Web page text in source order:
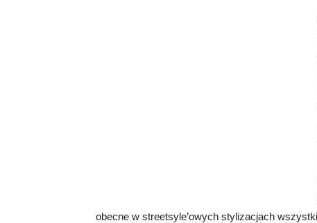
obecne w streetsyle’owych stylizacjach